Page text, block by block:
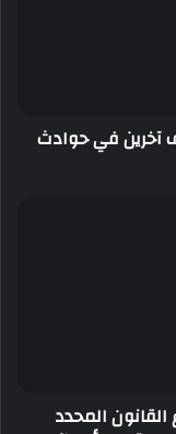
شخصاً وإصابة أزيد من 12 ألف آخرين في حوادث
المحدد